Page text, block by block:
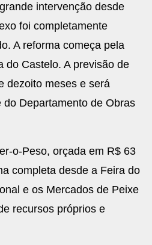
intervenção desde
foi completamente
A reforma começa pela
do Castelo. A previsão de
dezoito meses e será
Departamento de Obras
o-Peso, orçada em R$ 63
completa desde a Feira do
e os Mercados de Peixe
recursos próprios e